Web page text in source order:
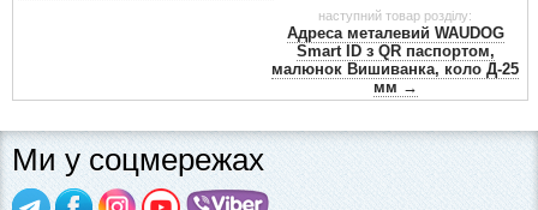
наступний товар розділу:
Адреса металевий WAUDOG
Smart ID з QR паспортом,
малюнок Вишиванка, коло Д-25
мм →
Ми у соцмережах